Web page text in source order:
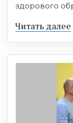
здорового
Читать далее